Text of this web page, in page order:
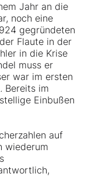
Jahr an die
noch eine
gegründeten
Flaute in der
in die Krise
muss er
war im ersten
Bereits im
Einbußen
auf
wiederum